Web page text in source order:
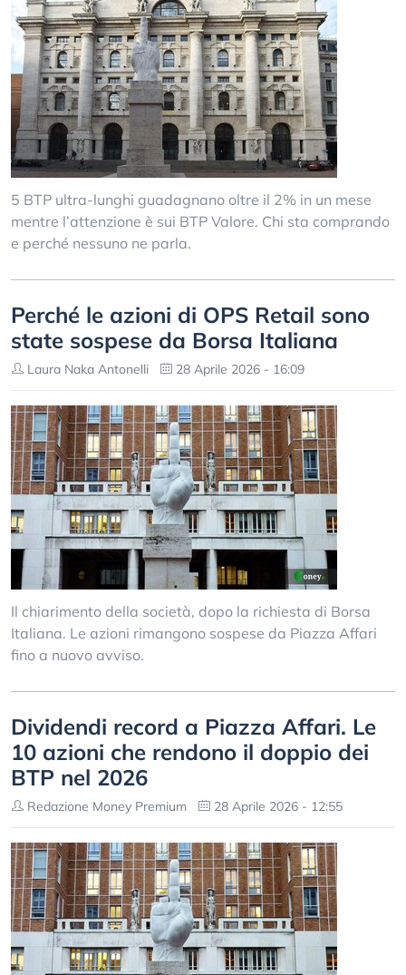
5 BTP ultra-lunghi guadagnano oltre il 2% in un mese
mentre l’attenzione è sui BTP Valore. Chi sta comprando
e perché nessuno ne parla.
Perché le azioni di OPS Retail sono
state sospese da Borsa Italiana
Laura Naka Antonelli 28 Aprile 2026 - 16:09
Il chiarimento della società, dopo la richiesta di Borsa
Italiana. Le azioni rimangono sospese da Piazza Affari
fino a nuovo avviso.
Dividendi record a Piazza Affari. Le
10 azioni che rendono il doppio dei
BTP nel 2026
Redazione Money Premium 28 Aprile 2026 - 12:55